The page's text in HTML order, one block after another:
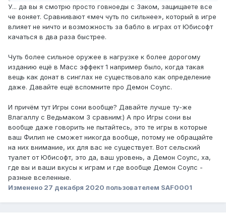
У... да вы я смотрю просто говноеды с Заком, защищаете все
че воняет. Сравнивают «меч чуть по сильнее», который в игре
влияет не ничто и возможность за бабло в играх от Юбисофт
качаться в два раза быстрее.
Чуть более сильное оружее в нагрузке к более дорогому
изданию ещё в Масс эффект 1 например было, когда такая
вещь как донат в синглах не существовало как определение
даже. Давайте ещё вспомните про Демон Соулс.
И причём тут Игры сони вообще? Давайте лучше ту-же
Влагаллу с Ведьмаком 3 сравним:) А про Игры сони вы
вообще даже говорить не пытайтесь, это те игры в которые
ваш Филип не сможет никогда вообще, потому не обращайте
на них внимание, их для вас не существует. Вот сельский
туалет от Юбисофт, это да, ваш уровень, а Демон Соулс, ха,
где вы и ваши вкусы к играм и где вообще Демон Соулс -
разные вселенные.
Изменено 27 декабря 2020 пользователем SAF0001